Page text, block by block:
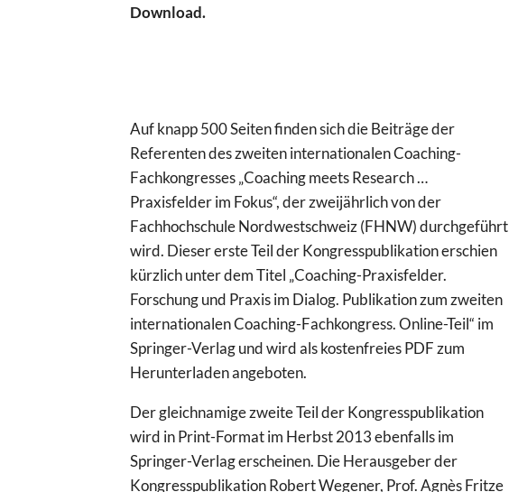
Download.
Auf knapp 500 Seiten finden sich die Beiträge der
Referenten des zweiten internationalen Coaching-
Fachkongresses „Coaching meets Research …
Praxisfelder im Fokus“, der zweijährlich von der
Fachhochschule Nordwestschweiz (FHNW) durchgeführt
wird. Dieser erste Teil der Kongresspublikation erschien
kürzlich unter dem Titel „Coaching-Praxisfelder.
Forschung und Praxis im Dialog. Publikation zum zweiten
internationalen Coaching-Fachkongress. Online-Teil“ im
Springer-Verlag und wird als kostenfreies PDF zum
Herunterladen angeboten.
Der gleichnamige zweite Teil der Kongresspublikation
wird in Print-Format im Herbst 2013 ebenfalls im
Springer-Verlag erscheinen. Die Herausgeber der
Kongresspublikation Robert Wegener, Prof. Agnès Fritze